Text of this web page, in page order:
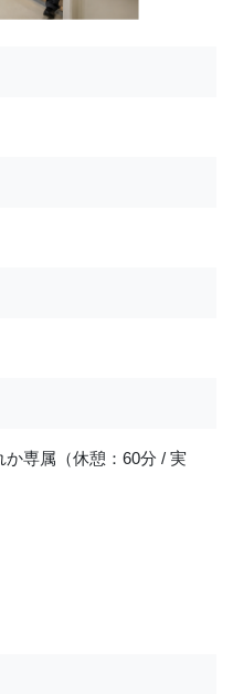
専属（休憩：60分 / 実